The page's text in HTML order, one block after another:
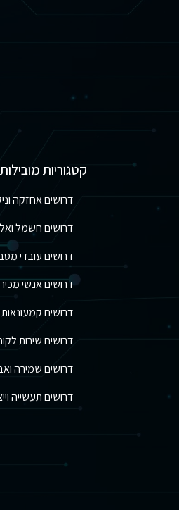
קטגוריות מובילות
דרושים אחזקה
דרושים חשמל
דרושים עובדי
דרושים אנשי
דרושים קמעונאות
דרושים שירות
דרושים שמירה
דרושים תעשייה